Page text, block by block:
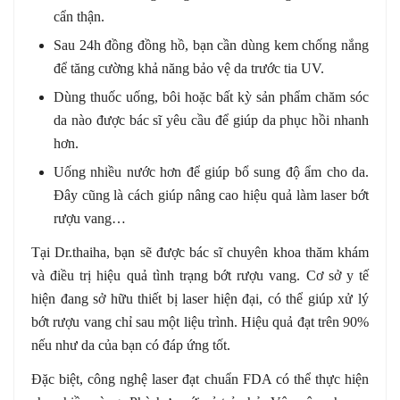
cẩn thận.
Sau 24h đồng đồng hồ, bạn cần dùng kem chống nắng
để tăng cường khả năng bảo vệ da trước tia UV.
Dùng thuốc uống, bôi hoặc bất kỳ sản phẩm chăm sóc
da nào được bác sĩ yêu cầu để giúp da phục hồi nhanh
hơn.
Uống nhiều nước hơn để giúp bổ sung độ ẩm cho da.
Đây cũng là cách giúp nâng cao hiệu quả làm laser bớt
rượu vang…
Tại Dr.thaiha, bạn sẽ được bác sĩ chuyên khoa thăm khám
và điều trị hiệu quả tình trạng bớt rượu vang. Cơ sở y tế
hiện đang sở hữu thiết bị laser hiện đại, có thể giúp xử lý
bớt rượu vang chỉ sau một liệu trình. Hiệu quả đạt trên 90%
nếu như da của bạn có đáp ứng tốt.
Đặc biệt, công nghệ laser đạt chuẩn FDA có thể thực hiện